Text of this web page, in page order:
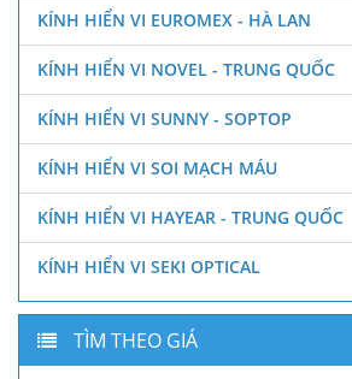
KÍNH HIỂN VI EUROMEX - HÀ LAN
KÍNH HIỂN VI NOVEL - TRUNG QUỐC
KÍNH HIỂN VI SUNNY - SOPTOP
KÍNH HIỂN VI SOI MẠCH MÁU
KÍNH HIỂN VI HAYEAR - TRUNG QUỐC
KÍNH HIỂN VI SEKI OPTICAL
TÌM THEO GIÁ